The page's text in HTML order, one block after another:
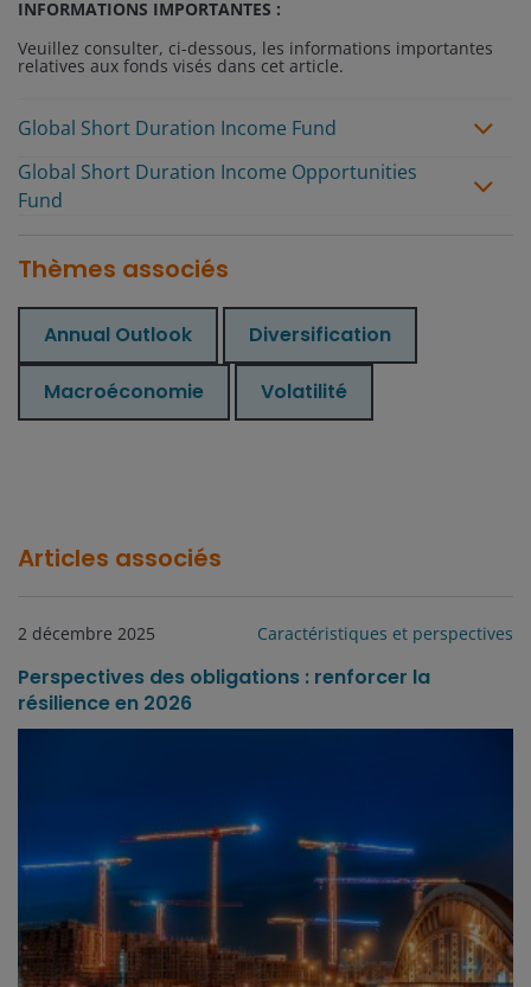
INFORMATIONS IMPORTANTES :
Veuillez consulter, ci-dessous, les informations importantes
relatives aux fonds visés dans cet article.
Global Short Duration Income Fund
Global Short Duration Income Opportunities
Fund
Thèmes associés
Annual Outlook Diversification
Macroéconomie Volatilité
Articles associés
2 décembre 2025 Caractéristiques et perspectives
Perspectives des obligations : renforcer la
résilience en 2026